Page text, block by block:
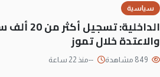
سياسية
والاعتدة خلال تموز
--منذ 22 ساعة